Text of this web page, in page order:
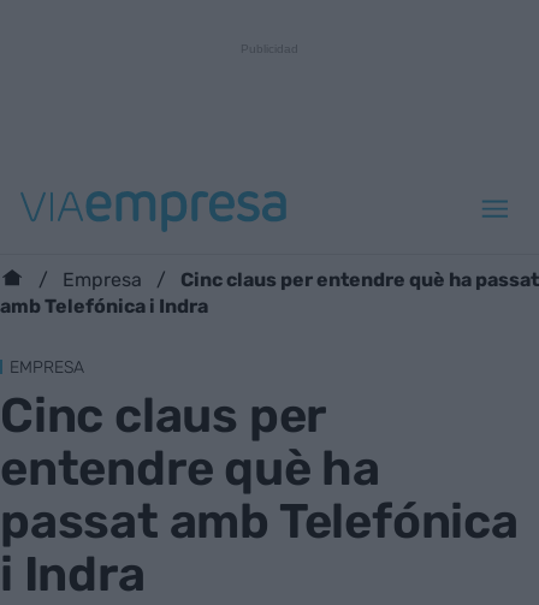
Empresa
Cinc claus per entendre què ha passat
amb Telefónica i Indra
EMPRESA
Cinc claus per
entendre què ha
passat amb Telefónica
i Indra